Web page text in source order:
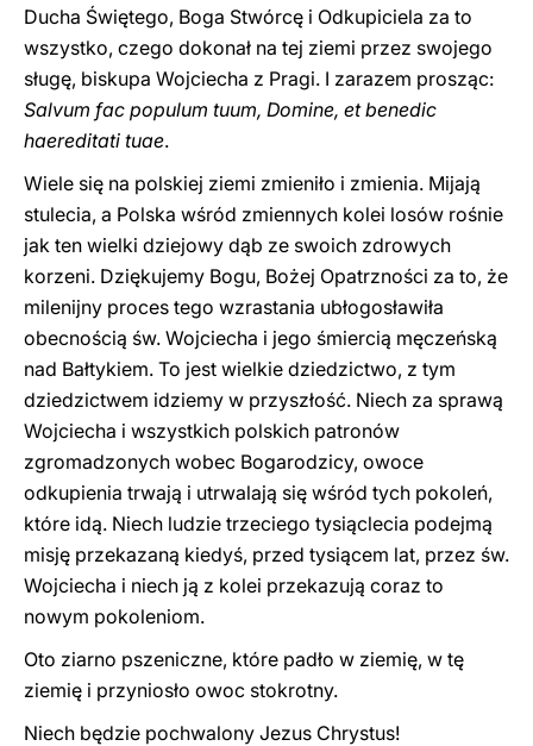
Ducha Świętego, Boga Stwórcę i Odkupiciela za to
wszystko, czego dokonał na tej ziemi przez swojego
sługę, biskupa Wojciecha z Pragi. I zarazem prosząc:
Salvum fac populum tuum, Domine, et benedic
haereditati tuae.
Wiele się na polskiej ziemi zmieniło i zmienia. Mijają
stulecia, a Polska wśród zmiennych kolei losów rośnie
jak ten wielki dziejowy dąb ze swoich zdrowych
korzeni. Dziękujemy Bogu, Bożej Opatrzności za to, że
milenijny proces tego wzrastania ubłogosławiła
obecnością św. Wojciecha i jego śmiercią męczeńską
nad Bałtykiem. To jest wielkie dziedzictwo, z tym
dziedzictwem idziemy w przyszłość. Niech za sprawą
Wojciecha i wszystkich polskich patronów
zgromadzonych wobec Bogarodzicy, owoce
odkupienia trwają i utrwalają się wśród tych pokoleń,
które idą. Niech ludzie trzeciego tysiąclecia podejmą
misję przekazaną kiedyś, przed tysiącem lat, przez św.
Wojciecha i niech ją z kolei przekazują coraz to
nowym pokoleniom.
Oto ziarno pszeniczne, które padło w ziemię, w tę
ziemię i przyniosło owoc stokrotny.
Niech będzie pochwalony Jezus Chrystus!